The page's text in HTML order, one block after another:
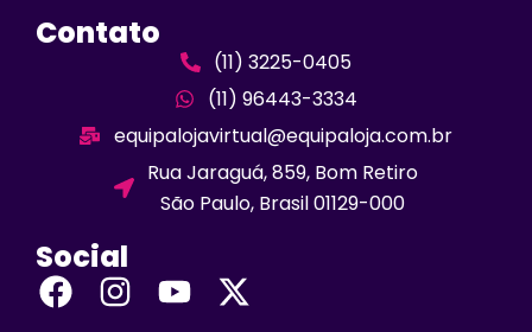
Contato
(11) 3225-0405
(11) 96443-3334
equipalojavirtual@equipaloja.com.br
Rua Jaraguá, 859, Bom Retiro
São Paulo, Brasil 01129-000
Social